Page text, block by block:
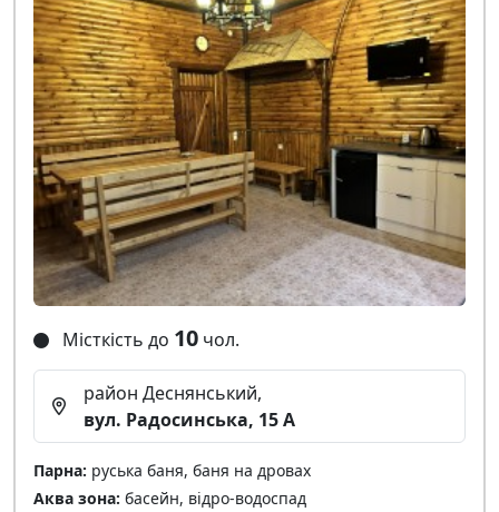
Місткість до 10 чол.
район Деснянський,
вул. Радосинська, 15 А
Парна: руська баня, баня на дровах
Аква зона: басейн, відро-водоспад